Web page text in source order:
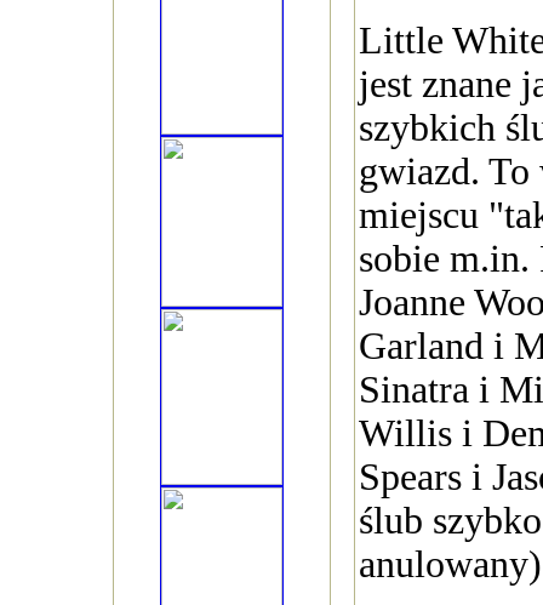
Little
jest znane
szybkich
gwiazd. To
miejscu
sobie m.in.
Joanne
Garland i
Sinatra i
Willis i
Spears i
ślub